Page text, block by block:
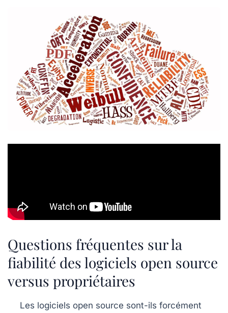
Questions fréquentes sur la
fiabilité des logiciels open source
versus propriétaires
Les logiciels open source sont-ils forcément